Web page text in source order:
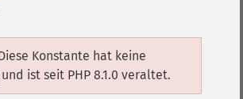
Konstante hat keine
ist seit PHP 8.1.0 veraltet.